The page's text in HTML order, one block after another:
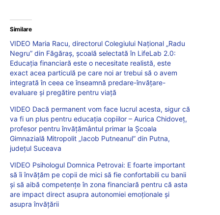
Similare
VIDEO Maria Racu, directorul Colegiului Național „Radu
Negru” din Făgăraș, școală selectată în LifeLab 2.0:
Educația financiară este o necesitate realistă, este
exact acea particulă pe care noi ar trebui să o avem
integrată în ceea ce înseamnă predare-învățare-
evaluare și pregătire pentru viață
VIDEO Dacă permanent vom face lucrul acesta, sigur că
va fi un plus pentru educația copiilor – Aurica Chidoveț,
profesor pentru învățământul primar la Școala
Gimnazială Mitropolit „Iacob Putneanul” din Putna,
județul Suceava
VIDEO Psihologul Domnica Petrovai: E foarte important
să îi învățăm pe copii de mici să fie confortabili cu banii
și să aibă competențe în zona financiară pentru că asta
are impact direct asupra autonomiei emoționale și
asupra învățării